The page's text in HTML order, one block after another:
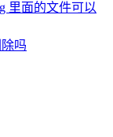
里面的文件可以
吗